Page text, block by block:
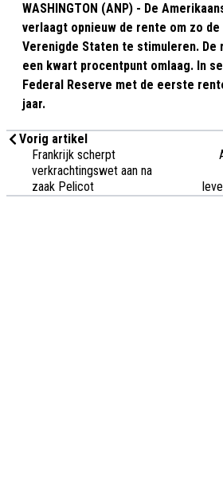
WASHINGTON (ANP) - De
verlaagt opnieuw de rente om zo de
Verenigde Staten te stimuleren.
een kwart procentpunt omlaag. In
Federal Reserve met de eerste
jaar.
Vorig artikel
Frankrijk scherpt
verkrachtingswet aan na
zaak Pelicot